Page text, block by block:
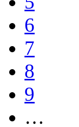
6
7
8
9
…